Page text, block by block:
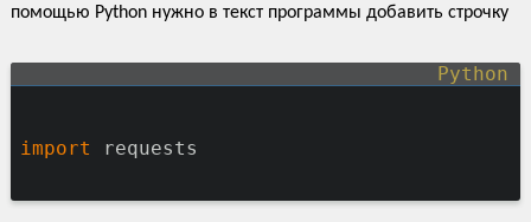
помощью Python нужно в текст программы добавить строчку
import requests